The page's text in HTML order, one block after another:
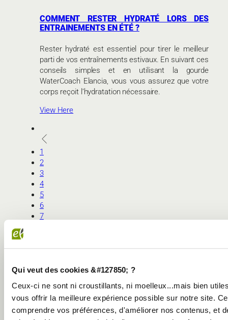
Qui veut des cookies &#127850; ?
Ceux-ci ne sont ni croustillants, ni moelleux...mais bien
vous offrir la meilleure expérience possible sur notre site.
comprendre vos préférences, d'améliorer nos contenus, et
COMMENT RESTER HYDRATÉ LORS DES
ENTRAINEMENTS EN ÉTÉ ?
Rester hydraté est essentiel pour tirer le meilleur
parti de vos entraînements estivaux. En suivant ces
conseils simples et en utilisant la gourde
WaterCoach Elancia, vous vous assurez que votre
corps reçoit l’hydratation nécessaire.
View Here
1
2
3
4
5
6
7
DECOUVREZ NOS AUTRES